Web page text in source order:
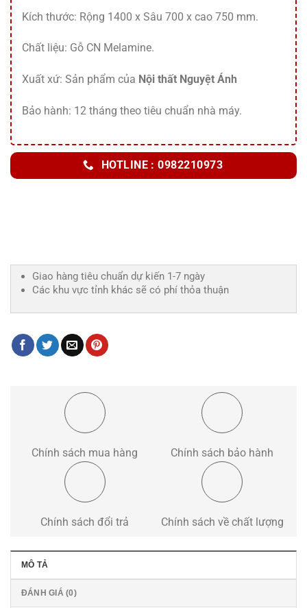
Kích thước: Rộng 1400 x Sâu 700 x cao 750 mm.
Chất liệu: Gỗ CN Melamine.
Xuất xứ: Sản phẩm của Nội thất Nguyệt Ánh
Bảo hành: 12 tháng theo tiêu chuẩn nhà máy.
HOTLINE : 0982210973
Giao hàng tiêu chuẩn dự kiến 1-7 ngày
Các khu vực tỉnh khác sẽ có phí thỏa thuận
Chính sách mua hàng Chính sách bảo hành
Chính sách đổi trả Chính sách về chất lượng
MÔ TẢ
ĐÁNH GIÁ (0)